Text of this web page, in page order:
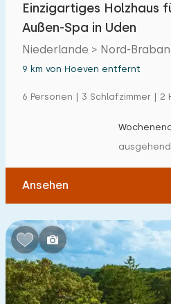
1 5 10
Zum Meer :
10
Zum Wasser
1 2 5 10
Zu öffentlichen
0,2 0,5 1 2
Einzigartiges Holzhaus
Außen-Spa in Uden
Niederlande > Nord-
9 km von Hoeven entfernt
6 Personen | 3 Schlafzimmer | 2
Ansehen